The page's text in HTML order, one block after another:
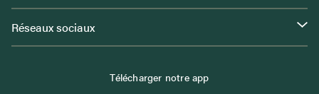
Réseaux sociaux
Télécharger notre app